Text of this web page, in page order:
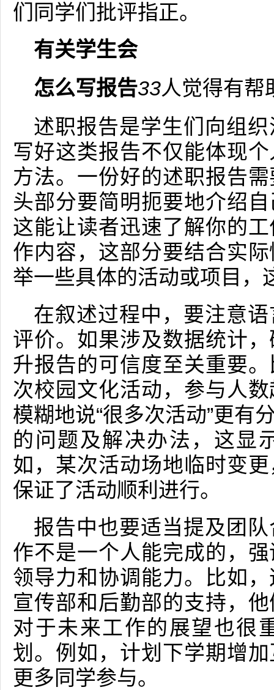
们同学们批评指正。
有关学生会
怎么写报告33人觉得有帮
述职报告是学生们向组
写好这类报告不仅能体现
方法。一份好的述职报告
头部分要简明扼要地介绍
这能让读者迅速了解你的
作内容，这部分要结合实
举一些具体的活动或项目，
在叙述过程中，要注意
评价。如果涉及数据统计
升报告的可信度至关重要
次校园文化活动，参与人
模糊地说“很多次活动”更有
的问题及解决办法，这显
如，某次活动场地临时变
保证了活动顺利进行。
报告中也要适当提及团
作不是一个人能完成的，
领导力和协调能力。比如
宣传部和后勤部的支持，
对于未来工作的展望也很
划。例如，计划下学期增
更多同学参与。